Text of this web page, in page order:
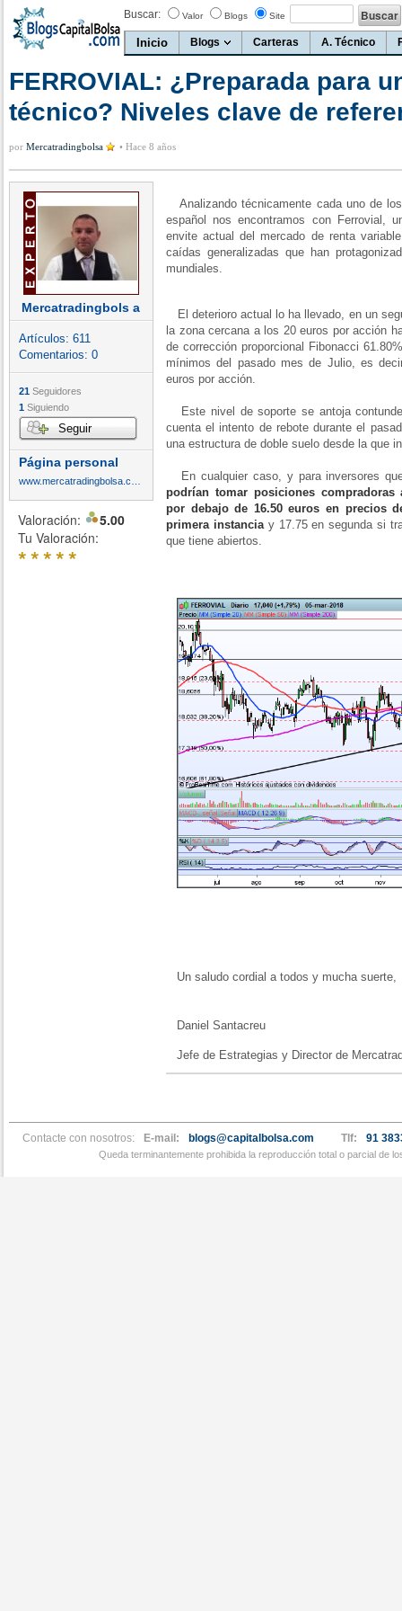
Buscar: Valor Blogs Site
Inicio Blogs Carteras A. Técnico
FERROVIAL: ¿Preparada para
técnico? Niveles clave de
por Mercatradingbolsa • Hace 8 años
Mercatradingbols a
Artículos: 611
Comentarios: 0
21 Seguidores
1 Siguiendo
Seguir
Página personal
Valoración:
5.00
Tu Valoración:
*****
Analizando técnicamente cada uno de
español nos encontramos con Ferrovial,
envite actual del mercado de renta
caídas generalizadas que han
mundiales.
El deterioro actual lo ha llevado, en un
la zona cercana a los 20 euros por acción
de corrección proporcional Fibonacci
mínimos del pasado mes de Julio, es
euros por acción.
Este nivel de soporte se antoja
cuenta el intento de rebote durante el
una estructura de doble suelo desde la que
En cualquier caso, y para inversores
podrían tomar posiciones
por debajo de 16.50 euros en precios
primera instanciay 17.75 en segunda si
que tiene abiertos.
Un saludo cordial a todos y mucha suerte,
Daniel Santacreu
Jefe de Estrategias y Director de
Contacte con nosotros: E-mail: blogs@capitalbolsa.com Tlf: 91
Queda terminantemente prohibida la reproducción total o parcial de